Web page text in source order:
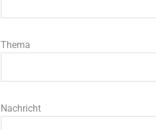
Thema
Nachricht